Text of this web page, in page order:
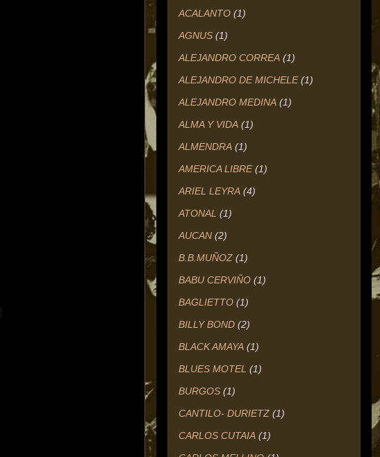
ACALANTO (1)
AGNUS (1)
ALEJANDRO CORREA (1)
ALEJANDRO DE MICHELE (1)
ALEJANDRO MEDINA (1)
ALMA Y VIDA (1)
ALMENDRA (1)
AMERICA LIBRE (1)
ARIEL LEYRA (4)
ATONAL (1)
AUCAN (2)
B.B.MUÑOZ (1)
BABU CERVIÑO (1)
BAGLIETTO (1)
BILLY BOND (2)
BLACK AMAYA (1)
BLUES MOTEL (1)
BURGOS (1)
CANTILO- DURIETZ (1)
CARLOS CUTAIA (1)